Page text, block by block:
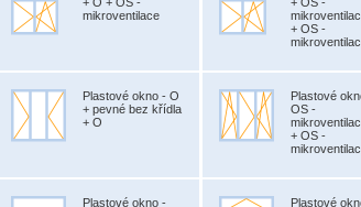
mikroventilace
+ OS -
Plastové okno - O
+ pevné bez křídla
+ O
Plastové
OS -
+ OS -
Plastové okno -
Plastové